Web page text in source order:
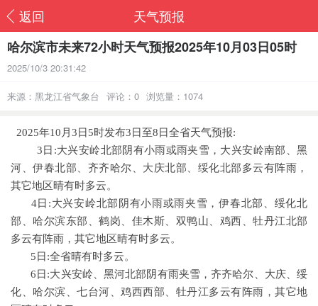
返回
天气预报
哈尔滨市未来72小时天气预报2025年10月03日05时
2025/10/3 20:31:42
来源：黑龙江省气象台 评论：0 浏览量：1074
2025年10月3日5时发布3日至8日全省天气预报:
3日:大兴安岭北部阴有小雨或雨夹雪，大兴安岭南部、黑
河、伊春北部、齐齐哈尔、大庆北部、绥化北部多云有阵雨，
其它地区晴有时多云。
4日:大兴安岭北部阴有小雨或雨夹雪，伊春北部、绥化北
部、哈尔滨东部、鹤岗、佳木斯、双鸭山、鸡西、牡丹江北部
多云有阵雨，其它地区晴有时多云。
5日:全省晴有时多云。
6日:大兴安岭、黑河北部阴有雨夹雪，齐齐哈尔、大庆、绥
化、哈尔滨、七台河、鸡西西部、牡丹江多云有阵雨，其它地